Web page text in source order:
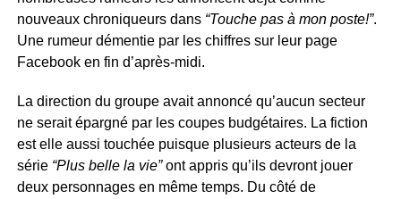
nouveaux chroniqueurs dans “Touche pas à mon poste!”.
Une rumeur démentie par les chiffres sur leur page
Facebook en fin d’après-midi.
La direction du groupe avait annoncé qu’aucun secteur
ne serait épargné par les coupes budgétaires. La fiction
est elle aussi touchée puisque plusieurs acteurs de la
série “Plus belle la vie”ont appris qu’ils devront jouer
deux personnages en même temps. Du côté de